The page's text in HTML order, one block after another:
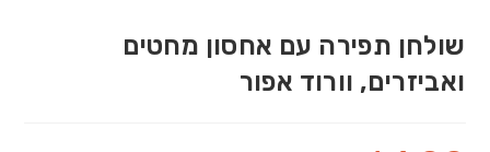
שולחן תפירה עם אחסון מחטים
ואביזרים, וורוד אפור